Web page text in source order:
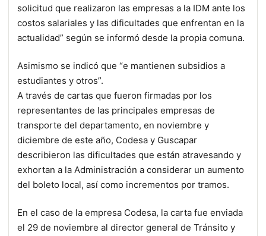
solicitud que realizaron las empresas a la IDM ante los
costos salariales y las dificultades que enfrentan en la
actualidad” según se informó desde la propia comuna.
Asimismo se indicó que “e mantienen subsidios a
estudiantes y otros”.
A través de cartas que fueron firmadas por los
representantes de las principales empresas de
transporte del departamento, en noviembre y
diciembre de este año, Codesa y Guscapar
describieron las dificultades que están atravesando y
exhortan a la Administración a considerar un aumento
del boleto local, así como incrementos por tramos.
En el caso de la empresa Codesa, la carta fue enviada
el 29 de noviembre al director general de Tránsito y